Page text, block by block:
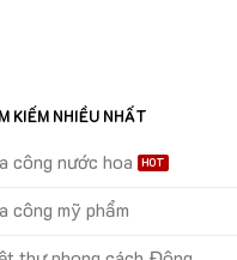
KIẾM NHIỀU NHẤT
công nước hoa
công mỹ phẩm